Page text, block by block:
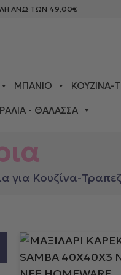
ΑΝΩ ΤΩΝ 49,00€
ΜΠΆΝΙΟ ΚΟΥΖΊΝΑ-
- ΘΆΛΑΣΣΑ
για Κουζίνα-